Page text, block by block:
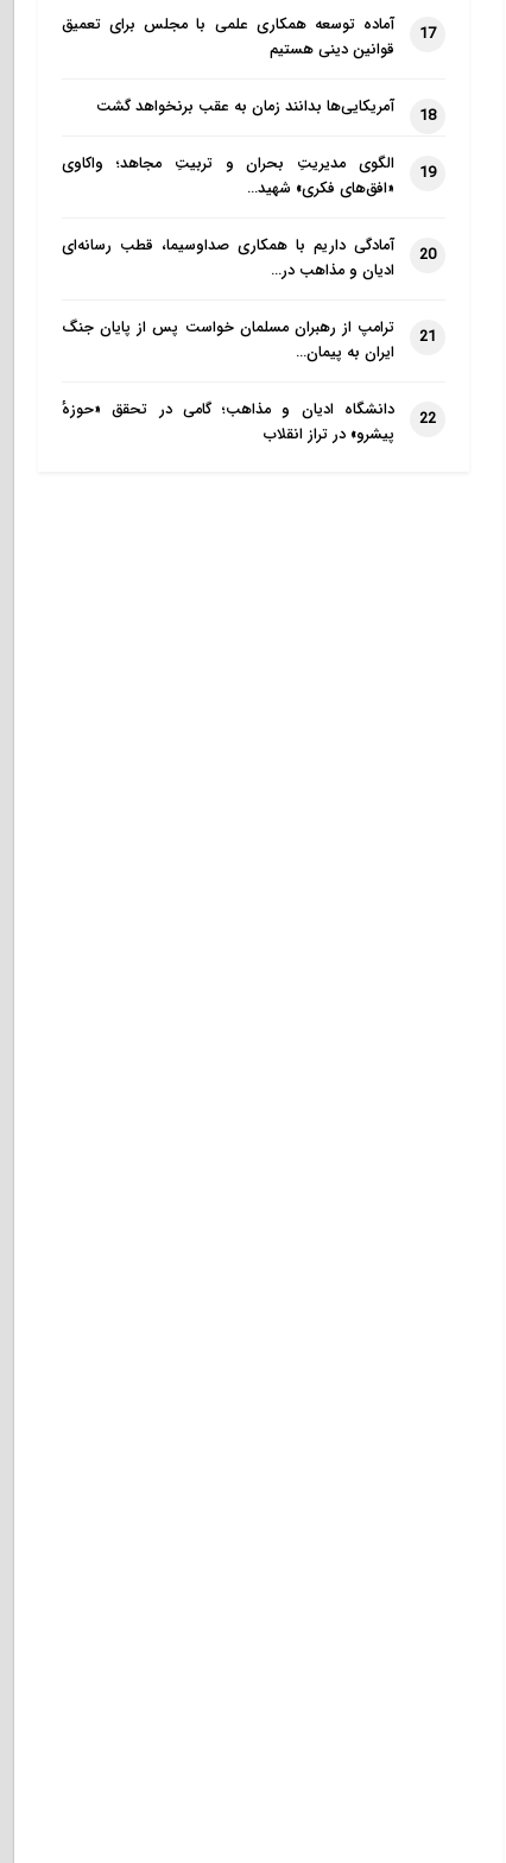
17
آماده توسعه همکاری علمی با مجلس برای تعمیق
قوانین دینی هستیم
18 آمریکایی‌ها بدانند زمان به عقب برنخواهد گشت
19
الگوی مدیریتِ بحران و تربیتِ مجاهد؛ واکاوی
«افق‌های فکری» شهید…
20
آمادگی داریم با همکاری صداوسیما، قطب رسانه‌ای
ادیان و مذاهب در…
21
ترامپ از رهبران مسلمان خواست پس از پایان جنگ
ایران به پیمان…
22
دانشگاه ادیان و مذاهب؛ گامی در تحقق «حوزهٔ
پیشرو» در تراز انقلاب